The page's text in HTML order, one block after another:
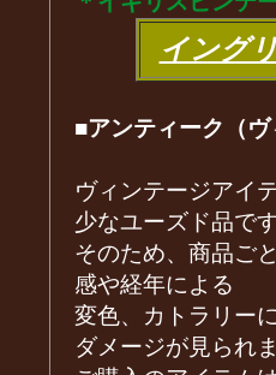
イング
■アンティーク（
ヴィンテージアイ
少なユーズド品で
そのため、商品ご
感や経年による
変色、カトラリー
ダメージが見られ